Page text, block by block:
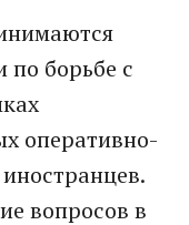
борьбе с
оперативно-
вопросов в